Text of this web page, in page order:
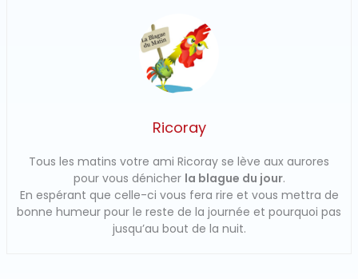
Ricoray
Tous les matins votre ami Ricoray se lève aux aurores
pour vous dénicher la blague du jour.
En espérant que celle-ci vous fera rire et vous mettra de
bonne humeur pour le reste de la journée et pourquoi pas
jusqu’au bout de la nuit.